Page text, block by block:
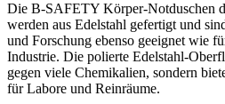
Die B-SAFETY Körper-Notduschen
werden aus Edelstahl gefertigt und
und Forschung ebenso geeignet wie
Industrie. Die polierte Edelstahl-
gegen viele Chemikalien, sondern
für Labore und Reinräume.